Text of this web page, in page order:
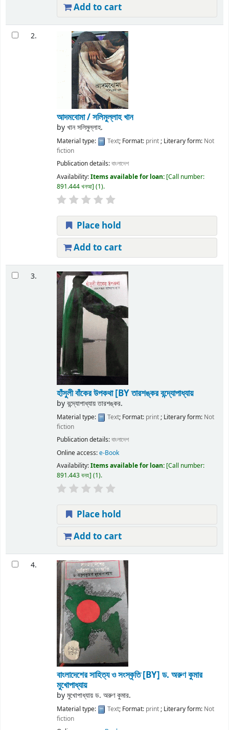
Add to cart
2.
আদমবোমা /সলিমুল্লাহ খান
byখান সলিমুল্লাহ.
Material type: Text; Format: print; Literary form: Not
fiction
Publication details:বাংলাদেশ
Availability:Items available for loan: Call number:
891.444 খনআ (1).
Place hold
Add to cart
3.
হাঁসুলী বাঁকের উপকথা[BY তারশঙ্কর বন্দ্যোপাধ্যায়
byবন্দ্যোপাধ্যায় তারশঙ্কর.
Material type: Text; Format: print; Literary form: Not
fiction
Publication details:বাংলাদেশ
Online access:e-Book
Availability:Items available for loan: Call number:
891.443 বনহ (1).
Place hold
Add to cart
4.
বাংলাদেশের সাহিত্য ও সংস্কৃতি[BY] ড. অরুণ কুমার
মুখোপাধ্যায়
byমুখোপাধ্যায় ড. অরুণ কুমার.
Material type: Text; Format: print; Literary form: Not
fiction